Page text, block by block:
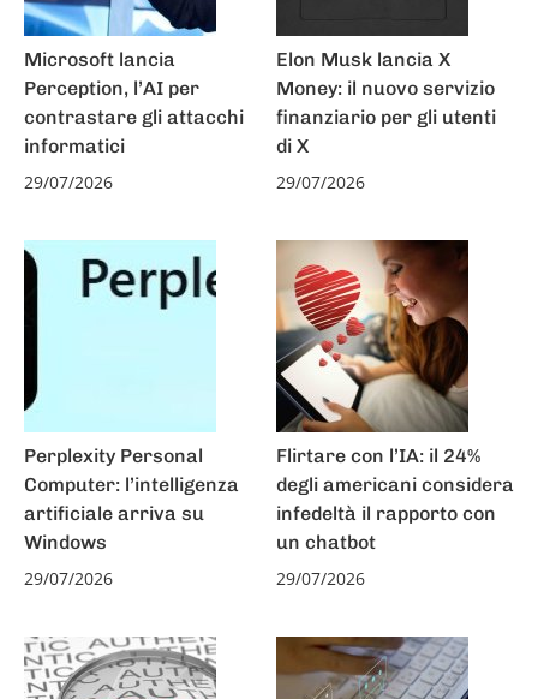
Microsoft lancia
Perception, l’AI per
contrastare gli attacchi
informatici
29/07/2026
Elon Musk lancia X
Money: il nuovo servizio
finanziario per gli utenti
di X
29/07/2026
Perplexity Personal
Computer: l’intelligenza
artificiale arriva su
Windows
29/07/2026
Flirtare con l’IA: il 24%
degli americani considera
infedeltà il rapporto con
un chatbot
29/07/2026